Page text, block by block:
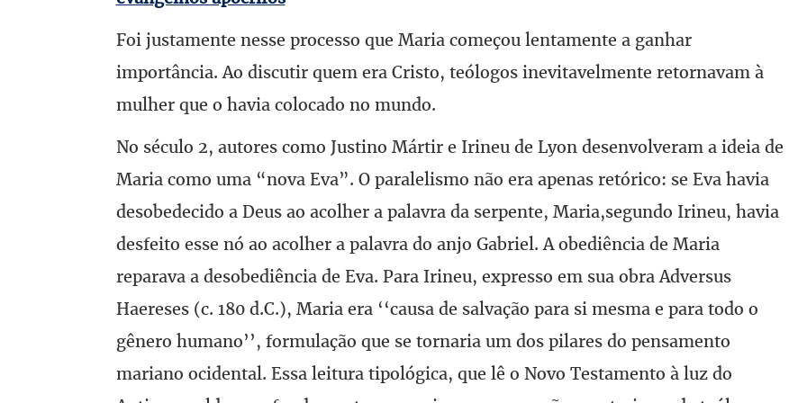
Foi justamente nesse processo que Maria começou lentamente a ganhar
importância. Ao discutir quem era Cristo, teólogos inevitavelmente retornavam à
mulher que o havia colocado no mundo.
No século 2, autores como Justino Mártir e Irineu de Lyon desenvolveram a ideia de
Maria como uma “nova Eva”. O paralelismo não era apenas retórico: se Eva havia
desobedecido a Deus ao acolher a palavra da serpente, Maria,segundo Irineu, havia
desfeito esse nó ao acolher a palavra do anjo Gabriel. A obediência de Maria
reparava a desobediência de Eva. Para Irineu, expresso em sua obra Adversus
Haereses (c. 180 d.C.), Maria era ‘‘causa de salvação para si mesma e para todo o
gênero humano’’, formulação que se tornaria um dos pilares do pensamento
mariano ocidental. Essa leitura tipológica, que lê o Novo Testamento à luz do